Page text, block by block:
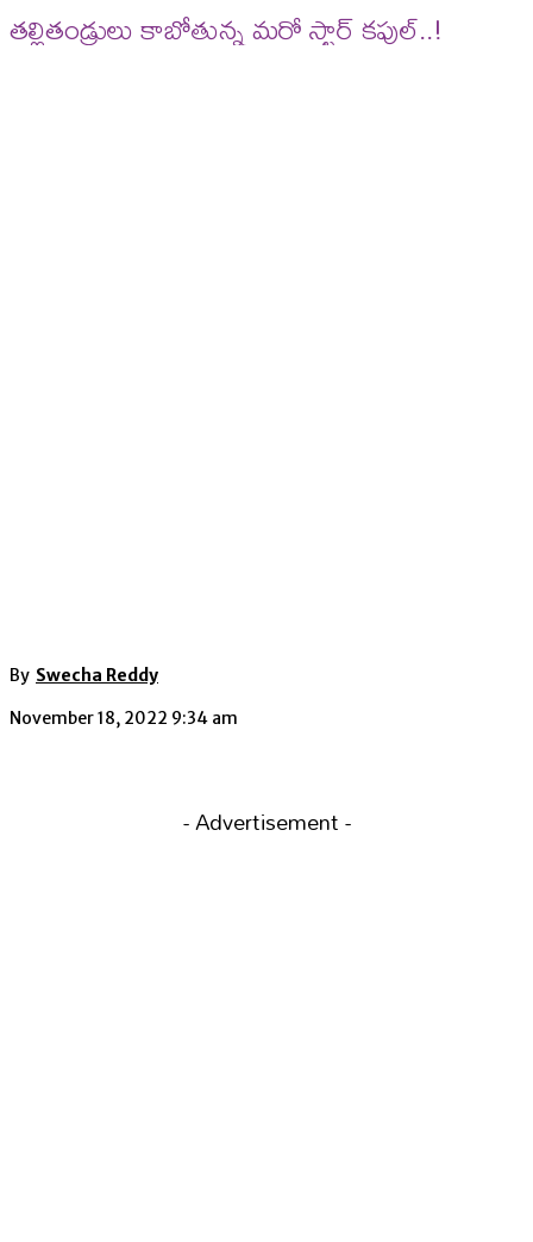
తల్లితండ్రులు కాబోతున్న మరో స్టార్ కపుల్‌..!
By Swecha Reddy
November 18, 2022 9:34 am
- Advertisement -